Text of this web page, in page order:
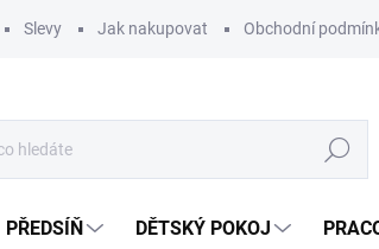
Slevy Jak nakupovat Obchodní
Hledat
PŘEDSÍŇ DĚTSKÝ POKOJ